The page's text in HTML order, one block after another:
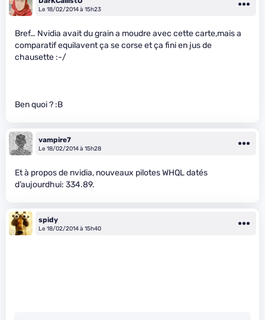
Le 18/02/2014 à 15h23
Bref… Nvidia avait du grain a moudre avec cette carte,mais a
comparatif equilavent ça se corse et ça fini en jus de
chausette :-/
Ben quoi ? :B
vampire7
Le 18/02/2014 à 15h28
Et à propos de nvidia, nouveaux pilotes WHQL datés
d’aujourdhui: 334.89.
spidy
Le 18/02/2014 à 15h40